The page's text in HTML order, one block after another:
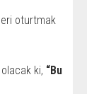
oturtmak
ki, “Bu